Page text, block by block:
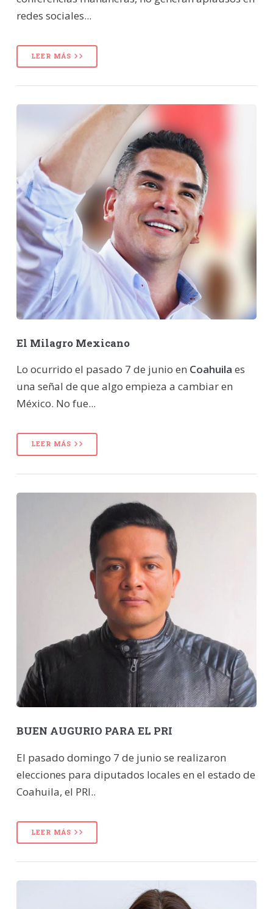
redes sociales...
LEER MÁS
El Milagro Mexicano
Lo ocurrido el pasado 7 de junio en Coahuila es
una señal de que algo empieza a cambiar en
México. No fue...
LEER MÁS
BUEN AUGURIO PARA EL PRI
El pasado domingo 7 de junio se realizaron
elecciones para diputados locales en el estado de
Coahuila, el PRI..
LEER MÁS